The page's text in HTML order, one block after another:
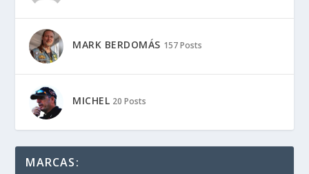
MARK BERDOMÁS 157 Posts
MICHEL 20 Posts
MARCAS: